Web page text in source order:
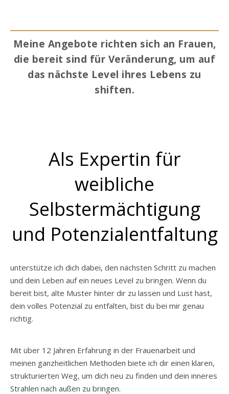
Meine Angebote richten sich an Frauen,
die bereit sind für Veränderung, um auf
das nächste Level ihres Lebens zu
shiften.
Als Expertin für
weibliche
Selbstermächtigung
und Potenzialentfaltung
unterstütze ich dich dabei, den nächsten Schritt zu machen
und dein Leben auf ein neues Level zu bringen. Wenn du
bereit bist, alte Muster hinter dir zu lassen und Lust hast,
dein volles Potenzial zu entfalten, bist du bei mir genau
richtig.
Mit über 12 Jahren Erfahrung in der Frauenarbeit und
meinen ganzheitlichen Methoden biete ich dir einen klaren,
strukturierten Weg, um dich neu zu finden und dein inneres
Strahlen nach außen zu bringen.